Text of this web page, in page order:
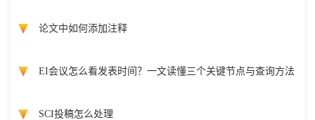
论文中如何添加注释
EI会议怎么看发表时间？一文读懂三个关键节点与查询方法
SCI投稿怎么处理